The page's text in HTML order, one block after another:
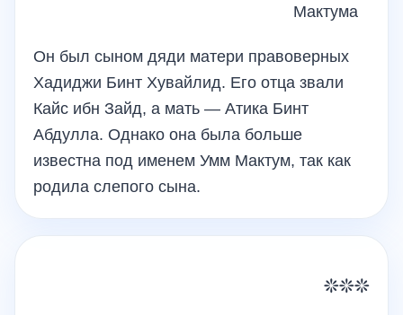
Мактума
Он был сыном дяди матери правоверных
Хадиджи Бинт Хувайлид. Его отца звали
Кайс ибн Зайд, а мать — Атика Бинт
Абдулла. Однако она была больше
известна под именем Умм Мактум, так как
родила слепого сына.
***